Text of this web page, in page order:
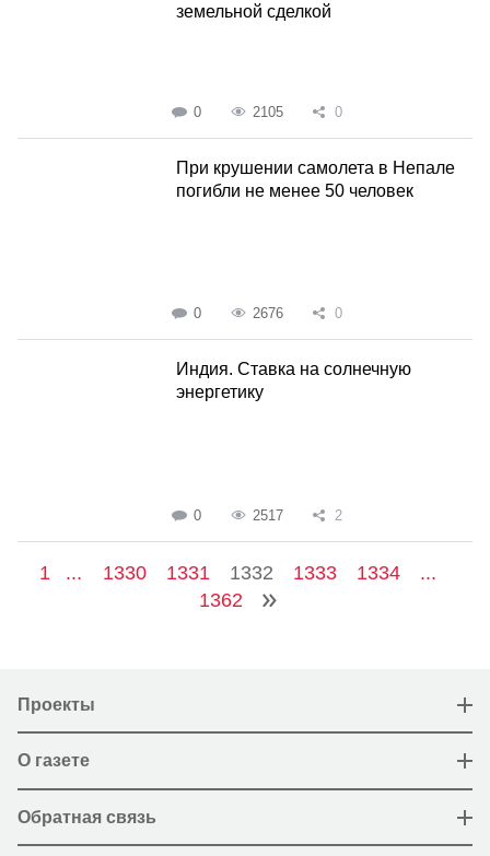
земельной сделкой
0 2105 0
При крушении самолета в Непале
погибли не менее 50 человек
0 2676 0
Индия. Ставка на солнечную
энергетику
0 2517 2
1 ... 1330 1331 1332 1333 1334
...
1362
Проекты
О газете
Обратная связь